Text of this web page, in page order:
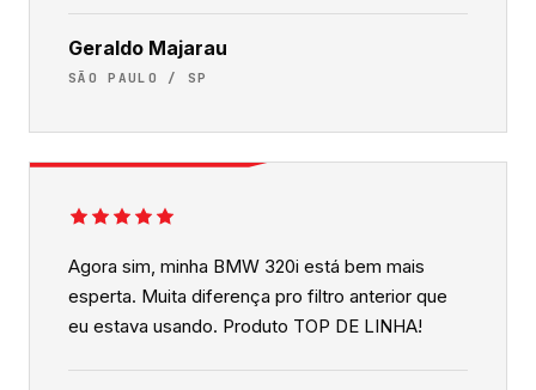
Geraldo Majarau
SÃO PAULO / SP
Agora sim, minha BMW 320i está bem mais
esperta. Muita diferença pro filtro anterior que
eu estava usando. Produto TOP DE LINHA!